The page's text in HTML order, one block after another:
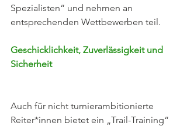
Spezialisten“ und nehmen an
entsprechenden Wettbewerben teil.
Geschicklichkeit, Zuverlässigkeit und
Sicherheit
Auch für nicht turnierambitionierte
Reiter*innen bietet ein „Trail-Training“